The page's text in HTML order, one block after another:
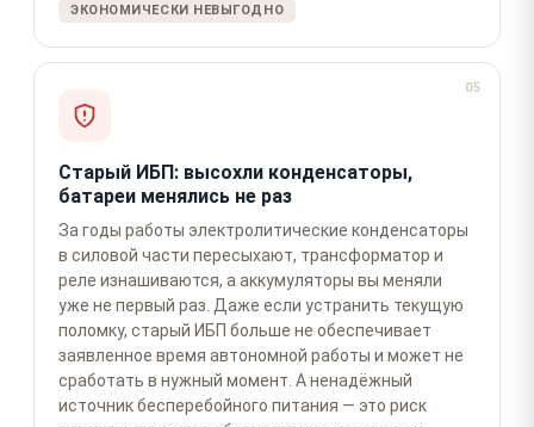
ЭКОНОМИЧЕСКИ НЕВЫГОДНО
05
Старый ИБП: высохли конденсаторы,
батареи менялись не раз
За годы работы электролитические конденсаторы
в силовой части пересыхают, трансформатор и
реле изнашиваются, а аккумуляторы вы меняли
уже не первый раз. Даже если устранить текущую
поломку, старый ИБП больше не обеспечивает
заявленное время автономной работы и может не
сработать в нужный момент. А ненадёжный
источник бесперебойного питания — это риск